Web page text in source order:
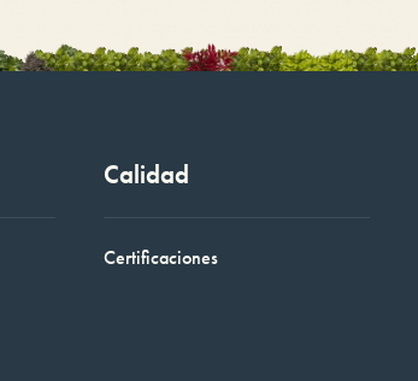
Calidad
Certificaciones